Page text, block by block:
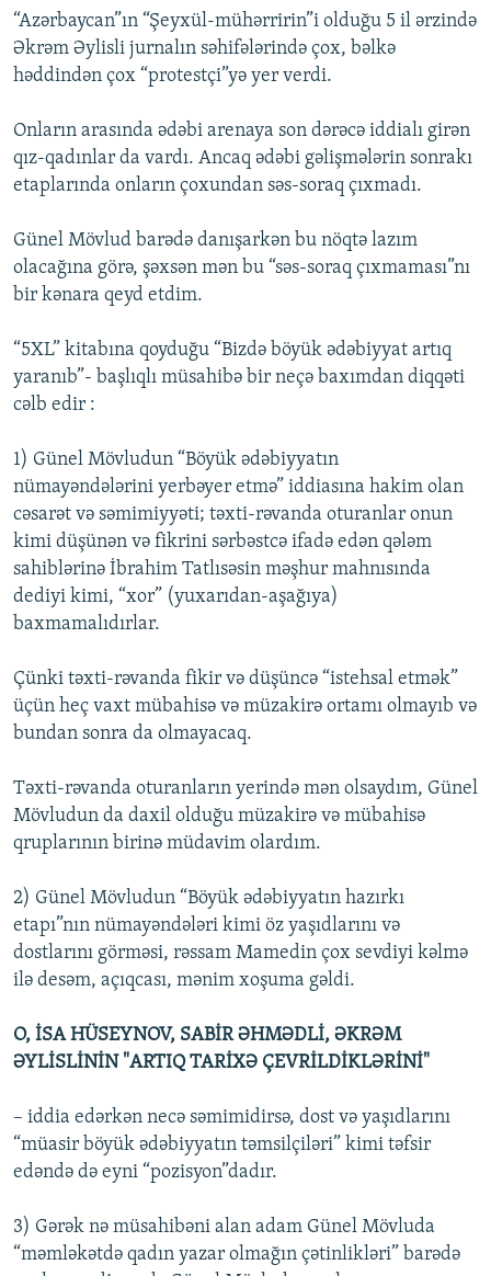
“Azərbaycan”ın “Şeyxül-mühərririn”i olduğu 5 il ərzində
Əkrəm Əylisli jurnalın səhifələrində çox, bəlkə
həddindən çox “protestçi”yə yer verdi.
Onların arasında ədəbi arenaya son dərəcə iddialı girən
qız-qadınlar da vardı. Ancaq ədəbi gəlişmələrin sonrakı
etaplarında onların çoxundan səs-soraq çıxmadı.
Günel Mövlud barədə danışarkən bu nöqtə lazım
olacağına görə, şəxsən mən bu “səs-soraq çıxmaması”nı
bir kənara qeyd etdim.
“5XL” kitabına qoyduğu “Bizdə böyük ədəbiyyat artıq
yaranıb”- başlıqlı müsahibə bir neçə baxımdan diqqəti
cəlb edir :
1) Günel Mövludun “Böyük ədəbiyyatın
nümayəndələrini yerbəyer etmə” iddiasına hakim olan
cəsarət və səmimiyyəti; təxti-rəvanda oturanlar onun
kimi düşünən və fikrini sərbəstcə ifadə edən qələm
sahiblərinə İbrahim Tatlısəsin məşhur mahnısında
dediyi kimi, “xor” (yuxarıdan-aşağıya)
baxmamalıdırlar.
Çünki təxti-rəvanda fikir və düşüncə “istehsal etmək”
üçün heç vaxt mübahisə və müzakirə ortamı olmayıb və
bundan sonra da olmayacaq.
Təxti-rəvanda oturanların yerində mən olsaydım, Günel
Mövludun da daxil olduğu müzakirə və mübahisə
qruplarının birinə müdavim olardım.
2) Günel Mövludun “Böyük ədəbiyyatın hazırkı
etapı”nın nümayəndələri kimi öz yaşıdlarını və
dostlarını görməsi, rəssam Mamedin çox sevdiyi kəlmə
ilə desəm, açıqcası, mənim xoşuma gəldi.
O, İSA HÜSEYNOV, SABİR ƏHMƏDLİ, ƏKRƏM
ƏYLİSLİNİN "ARTIQ TARİXƏ ÇEVRİLDİKLƏRİNİ"
– iddia edərkən necə səmimidirsə, dost və yaşıdlarını
“müasir böyük ədəbiyyatın təmsilçiləri” kimi təfsir
edəndə də eyni “pozisyon”dadır.
3) Gərək nə müsahibəni alan adam Günel Mövluda
“məmləkətdə qadın yazar olmağın çətinlikləri” barədə